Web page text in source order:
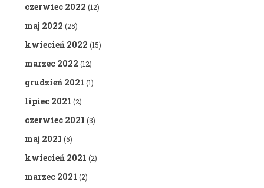
czerwiec 2022 (12)
maj 2022 (25)
kwiecień 2022 (15)
marzec 2022 (12)
grudzień 2021 (1)
lipiec 2021 (2)
czerwiec 2021 (3)
maj 2021 (5)
kwiecień 2021 (2)
marzec 2021 (2)